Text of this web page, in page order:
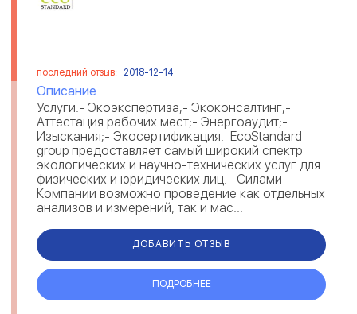
последний отзыв: 2018-12-14
Описание
Услуги:- Экоэкспертиза;- Экоконсалтинг;-
Аттестация рабочих мест;- Энергоаудит;-
Изыскания;- Экосертификация. EcoStandard
group предоставляет самый широкий спектр
экологических и научно-технических услуг для
физических и юридических лиц. Силами
Компании возможно проведение как отдельных
анализов и измерений, так и мас...
ДОБАВИТЬ ОТЗЫВ
ПОДРОБНЕЕ